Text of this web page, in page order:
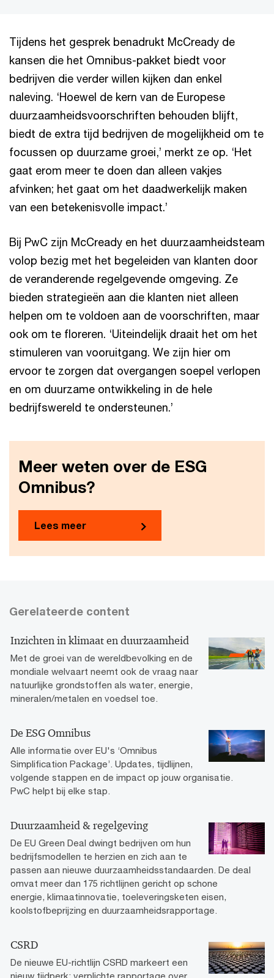
Tijdens het gesprek benadrukt McCready de
kansen die het Omnibus-pakket biedt voor
bedrijven die verder willen kijken dan enkel
naleving. ‘Hoewel de kern van de Europese
duurzaamheidsvoorschriften behouden blijft,
biedt de extra tijd bedrijven de mogelijkheid om te
focussen op duurzame groei,’ merkt ze op. ‘Het
gaat erom meer te doen dan alleen vakjes
afvinken; het gaat om het daadwerkelijk maken
van een betekenisvolle impact.’
Bij PwC zijn McCready en het duurzaamheidsteam
volop bezig met het begeleiden van klanten door
de veranderende regelgevende omgeving. Ze
bieden strategieën aan die klanten niet alleen
helpen om te voldoen aan de voorschriften, maar
ook om te floreren. ‘Uiteindelijk draait het om het
stimuleren van vooruitgang. We zijn hier om
ervoor te zorgen dat overgangen soepel verlopen
en om duurzame ontwikkeling in de hele
bedrijfswereld te ondersteunen.’
Meer weten over de ESG
Omnibus?
Lees meer
Gerelateerde content
Inzichten in klimaat en duurzaamheid
Met de groei van de wereldbevolking en de
mondiale welvaart neemt ook de vraag naar
natuurlijke grondstoffen als water, energie,
mineralen/metalen en voedsel toe.
De ESG Omnibus
Alle informatie over EU's ‘Omnibus
Simplification Package’. Updates, tijdlijnen,
volgende stappen en de impact op jouw organisatie.
PwC helpt bij elke stap.
Duurzaamheid & regelgeving
De EU Green Deal dwingt bedrijven om hun
bedrijfsmodellen te herzien en zich aan te
passen aan nieuwe duurzaamheidsstandaarden. De deal
omvat meer dan 175 richtlijnen gericht op schone
energie, klimaatinnovatie, toeleveringsketen eisen,
koolstofbeprijzing en duurzaamheidsrapportage.
CSRD
De nieuwe EU-richtlijn CSRD markeert een
nieuw tijdperk: verplichte rapportage over